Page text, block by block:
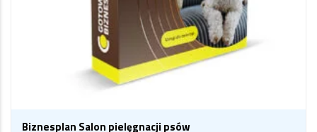
Biznesplan Salon pielęgnacji psów